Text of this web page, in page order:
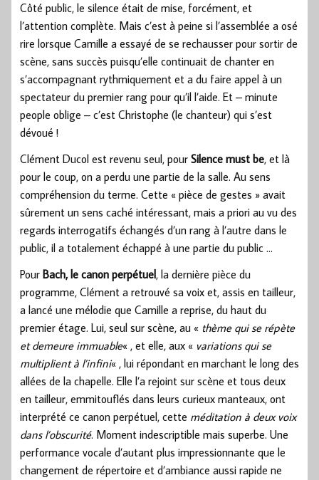
Côté public, le silence était de mise, forcément, et
l’attention complète. Mais c’est à peine si l’assemblée a osé
rire lorsque Camille a essayé de se rechausser pour sortir de
scène, sans succès puisqu’elle continuait de chanter en
s’accompagnant rythmiquement et a du faire appel à un
spectateur du premier rang pour qu’il l’aide. Et – minute
people oblige – c’est Christophe (le chanteur) qui s’est
dévoué !
Clément Ducol est revenu seul, pour Silence must be, et là
pour le coup, on a perdu une partie de la salle. Au sens
compréhension du terme. Cette « pièce de gestes » avait
sûrement un sens caché intéressant, mais a priori au vu des
regards interrogatifs échangés d’un rang à l’autre dans le
public, il a totalement échappé à une partie du public …
Pour Bach, le canon perpétuel, la dernière pièce du
programme, Clément a retrouvé sa voix et, assis en tailleur,
a lancé une mélodie que Camille a reprise, du haut du
premier étage. Lui, seul sur scène, au « thème qui se répète
et demeure immuable« , et elle, aux « variations qui se
multiplient à l’infini« , lui répondant en marchant le long des
allées de la chapelle. Elle l’a rejoint sur scène et tous deux
en tailleur, emmitouflés dans leurs curieux manteaux, ont
interprété ce canon perpétuel, cette méditation à deux voix
dans l’obscurité. Moment indescriptible mais superbe. Une
performance vocale d’autant plus impressionnante que le
changement de répertoire et d’ambiance aussi rapide ne